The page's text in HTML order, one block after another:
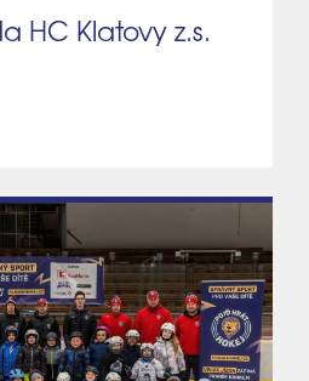
HC Klatovy z.s.